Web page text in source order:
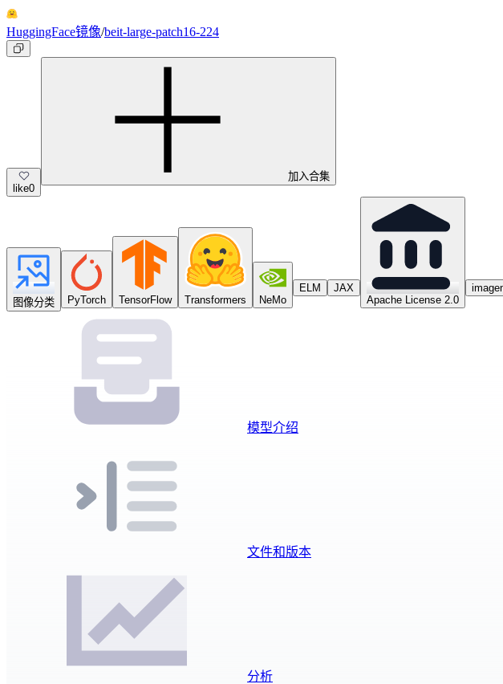
HuggingFace镜像/beit-large-patch16-224
like0
加入合集
图像分类 PyTorch TensorFlow Transformers NeMo
ELM
JAX
Apache License 2.0
模型介绍
文件和版本
分析